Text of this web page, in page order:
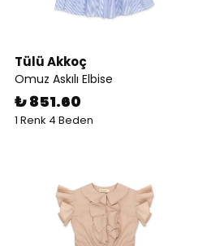
Tülü Akkoç
Omuz Askılı Elbise
₺ 851.60
1 Renk 4 Beden